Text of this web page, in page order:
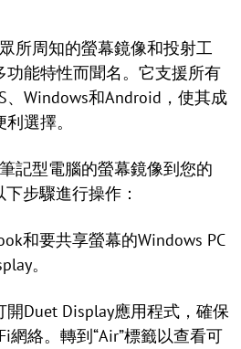
所周知的螢幕鏡像和投射工
能特性而聞名。它支援所有
、Windows和Android，使其成
選擇。
記型電腦的螢幕鏡像到您的
步驟進行操作：
和要共享螢幕的Windows PC
。
Duet Display應用程式，確保
網絡。轉到“Air”標籤以查看可